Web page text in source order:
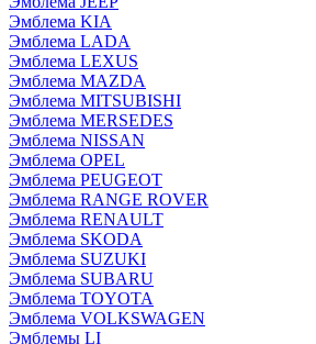
Эмблема KIA
Эмблема LADA
Эмблема LEXUS
Эмблема MAZDA
Эмблема MITSUBISHI
Эмблема MERSEDES
Эмблема NISSAN
Эмблема OPEL
Эмблема PEUGEOT
Эмблема RANGE ROVER
Эмблема RENAULT
Эмблема SKODA
Эмблема SUZUKI
Эмблема SUBARU
Эмблема TOYOTA
Эмблема VOLKSWAGEN
Эмблемы LI